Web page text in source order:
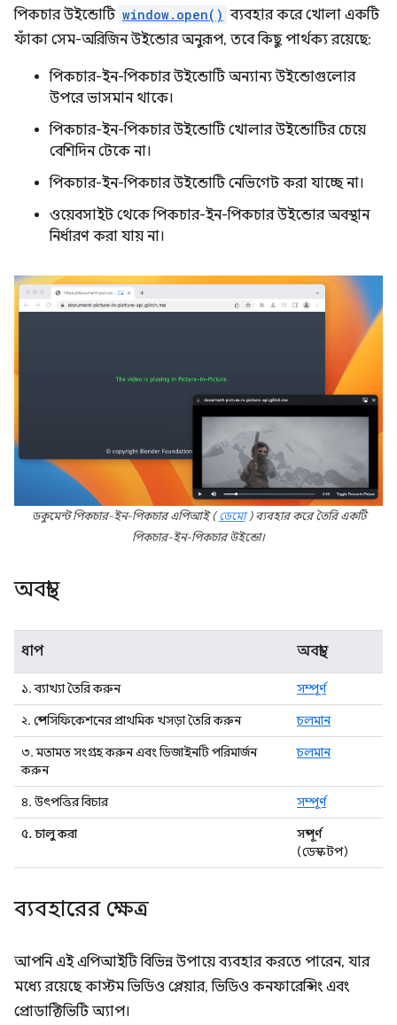
পিকচার উইন্ডোটি window.open() ব্যবহার করে খোলা একটি
ফাঁকা সেম-অরিজিন উইন্ডোর অনুরূপ, তবে কিছু পার্থক্য রয়েছে:
পিকচার-ইন-পিকচার উইন্ডোটি অন্যান্য উইন্ডোগুলোর
উপরে ভাসমান থাকে।
পিকচার-ইন-পিকচার উইন্ডোটি খোলার উইন্ডোটির চেয়ে
বেশিদিন টেকে না।
পিকচার-ইন-পিকচার উইন্ডোটি নেভিগেট করা যাচ্ছে না।
ওয়েবসাইট থেকে পিকচার-ইন-পিকচার উইন্ডোর অবস্থান
নির্ধারণ করা যায় না।
ডকুমেন্ট পিকচার-ইন-পিকচার এপিআই (ডেমো) ব্যবহার করে তৈরি একটি
পিকচার-ইন-পিকচার উইন্ডো।
অবস্থা
ধাপ অবস্থা
১. ব্যাখ্যা তৈরি করুন
সম্পূর্ণ
২. স্পেসিফিকেশনের প্রাথমিক খসড়া তৈরি করুন
চলমান
৩. মতামত সংগ্রহ করুন এবং ডিজাইনটি পরিমার্জন
করুন
চলমান
৪. উৎপত্তির বিচার
সম্পূর্ণ
৫. চালু করা
সম্পূর্ণ
(ডেস্কটপ)
ব্যবহারের ক্ষেত্র
আপনি এই এপিআইটি বিভিন্ন উপায়ে ব্যবহার করতে পারেন, যার
মধ্যে রয়েছে কাস্টম ভিডিও প্লেয়ার, ভিডিও কনফারেন্সিং এবং
প্রোডাক্টিভিটি অ্যাপ।